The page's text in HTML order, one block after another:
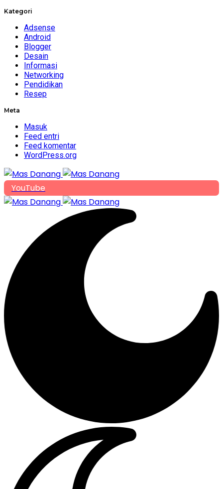
Kategori
Adsense
Android
Blogger
Desain
Informasi
Networking
Pendidikan
Resep
Meta
Masuk
Feed entri
Feed komentar
WordPress.org
YouTube